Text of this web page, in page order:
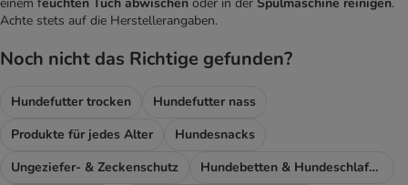
Achte stets auf die Herstellerangaben.
Noch nicht das Richtige gefunden?
Hundefutter trocken
Hundefutter nass
Produkte für jedes Alter
Hundesnacks
Ungeziefer- & Zeckenschutz
Hundebetten & Hundeschlafplatz